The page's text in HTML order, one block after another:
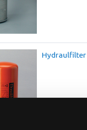
Hydraulfilter